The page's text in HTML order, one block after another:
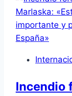
Incendio